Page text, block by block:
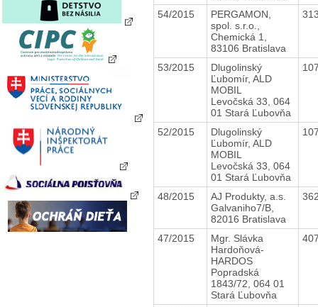
54/2015
PERGAMON,
spol. s.r.o.,
Chemická 1,
83106 Bratislava
53/2015
Dlugolinský
Ľubomír, ALD
MOBIL
Levočská 33, 064
01 Stará Ľubovňa
52/2015
Dlugolinský
Ľubomír, ALD
MOBIL
Levočská 33, 064
01 Stará Ľubovňa
48/2015
AJ Produkty, a.s.
Galvaniho7/B,
82016 Bratislava
47/2015
Mgr. Slávka
Hardoňová-
HARDOS
Popradská
1843/72, 064 01
Stará Ľubovňa